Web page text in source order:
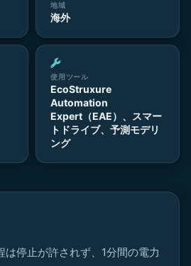
地域
海外
使用ツール
EcoStruxure
Automation
Expert（EAE）、スマー
トドライブ、予測モデリ
ング
は停止が許されず、1分間の電力